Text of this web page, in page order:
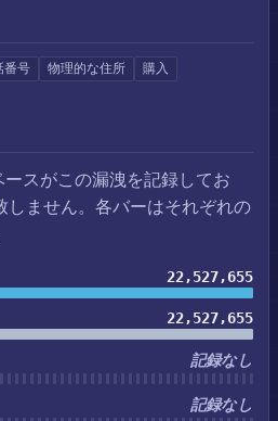
番号 物理的な住所 購入
スがこの漏洩を記録してお
しません。各バーはそれぞれの
22,527,655
22,527,655
記録なし
記録なし